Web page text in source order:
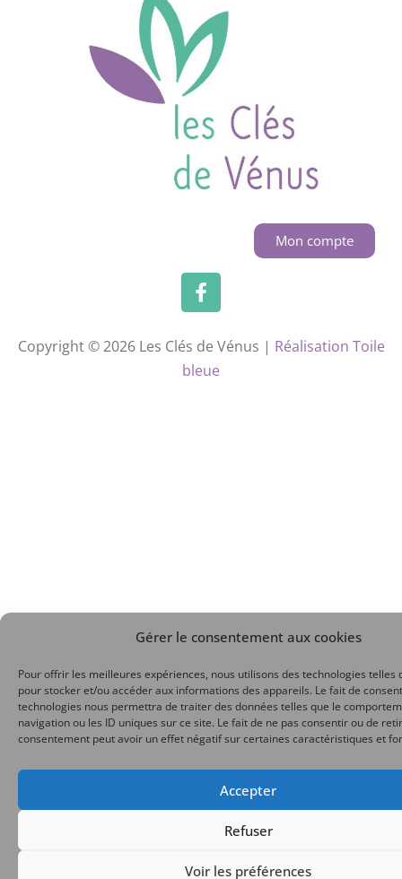
Gérer le consentement aux cookies
Pour offrir les meilleures expériences, nous utilisons des technologies telles
pour stocker et/ou accéder aux informations des appareils. Le fait de
technologies nous permettra de traiter des données telles que le
navigation ou les ID uniques sur ce site. Le fait de ne pas consentir ou de
consentement peut avoir un effet négatif sur certaines caractéristiques et
Accepter
Refuser
Voir les préférences
Mon compte
Copyright © 2026 Les Clés de Vénus | Réalisation Toile
bleue